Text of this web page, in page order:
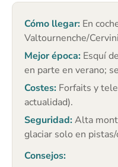
Cómo llegar: En
Valtournenche/
Mejor época: Esquí
en parte en verano;
Costes: Forfaits y
actualidad).
Seguridad:Alta
glaciar solo en pistas/
Consejos: